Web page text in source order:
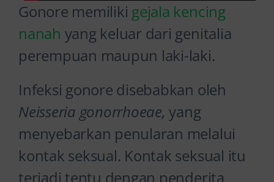
Gonore memiliki gejala kencing
nanah yang keluar dari genitalia
perempuan maupun laki-laki.
Infeksi gonore disebabkan oleh
Neisseria gonorrhoeae,yang
menyebarkan penularan melalui
kontak seksual. Kontak seksual itu
terjadi tentu dengan penderita